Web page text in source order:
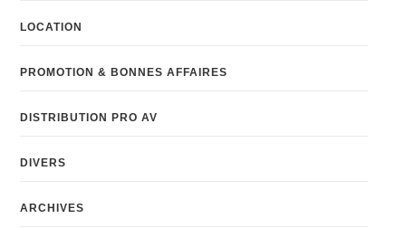
LOCATION
PROMOTION & BONNES AFFAIRES
DISTRIBUTION PRO AV
DIVERS
ARCHIVES